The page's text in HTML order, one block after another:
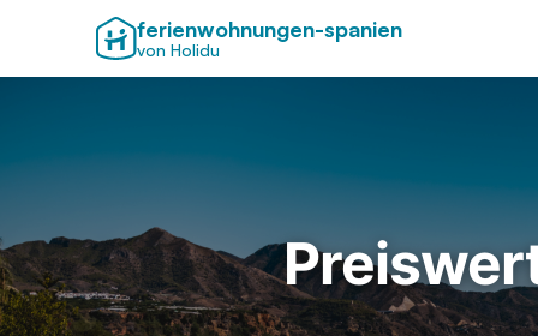
ferienwohnungen-spanien
von Holidu